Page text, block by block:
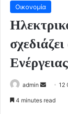
Οικονομία
Ενέργειας
admin
Send12
4 minutes read